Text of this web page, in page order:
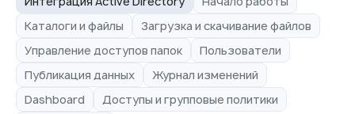
Каталоги и файлы
Загрузка и скачивание файлов
Управление доступов папок
Пользователи
Публикация данных
Журнал изменений
Dashboard
Доступы и групповые политики